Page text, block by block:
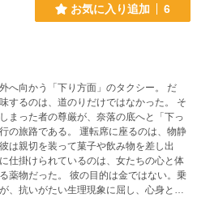
お気に入り追加 6
へ向かう「下り方面」のタクシー。 だ
するのは、道のりだけではなかった。 そ
まった者の尊厳が、奈落の底へと「下っ
。 運転席に座るのは、物静
は親切を装って菓子や飲み物を差し出
仕掛けられているのは、女たちの心と体
薬物だった。 彼の目的は金ではない。乗
、抗いがたい生理現象に屈し、心身とも